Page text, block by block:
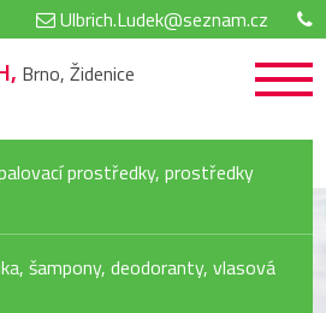
Ulbrich.Ludek@seznam.cz
Brno, Židenice
prostředky, prostředky
šampony, deodoranty, vlasová